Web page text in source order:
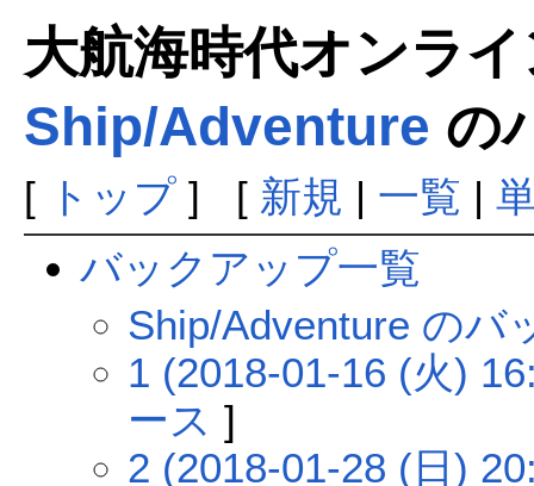
大航海時代オンラ
Ship/Adventure の
[ トップ] [ 新規 | 一覧 |
バックアップ一覧
Ship/Adventure のバ
1 (2018-01-16 (火)
ース ]
2 (2018-01-28 (日)